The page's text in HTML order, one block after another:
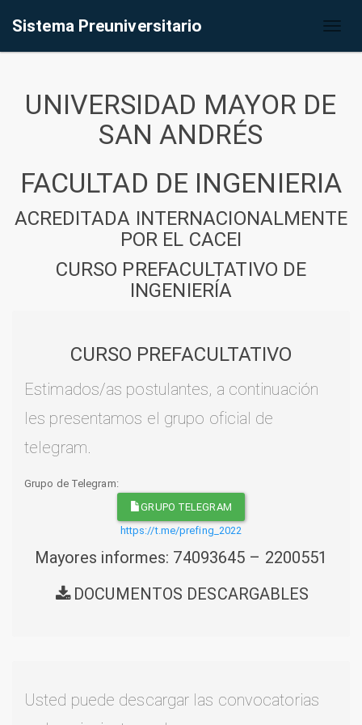
Sistema Preuniversitario
UNIVERSIDAD MAYOR DE
SAN ANDRÉS
FACULTAD DE INGENIERIA
ACREDITADA INTERNACIONALMENTE
POR EL CACEI
CURSO PREFACULTATIVO DE
INGENIERÍA
CURSO PREFACULTATIVO
Estimados/as postulantes, a continuación
les presentamos el grupo oficial de
telegram.
Grupo de Telegram:
GRUPO TELEGRAM
https://t.me/prefing_2022
Mayores informes: 74093645 – 2200551
DOCUMENTOS DESCARGABLES
Usted puede descargar las convocatorias